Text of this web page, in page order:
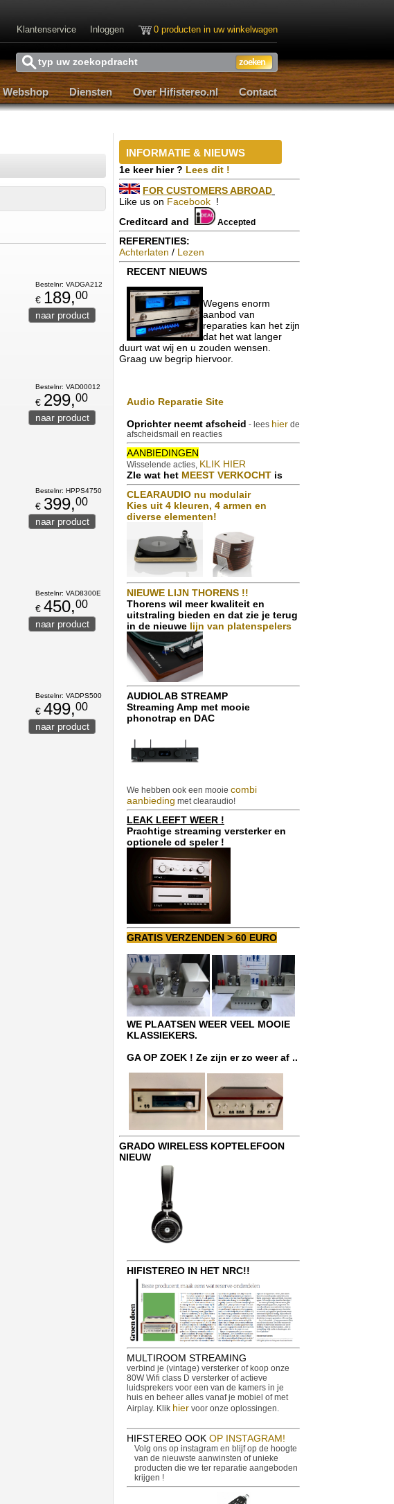
Klantenservice Inloggen 0 producten in uw winkelwagen
Webshop Diensten Over Hifistereo.nl Contact
Webshop Diensten Over Hifistereo.nl Contact
Bestelnr: VADGA212
€ 189,00
Bestelnr: VAD00012
€ 299,00
Bestelnr: HPPS4750
€ 399,00
Bestelnr: VAD8300E
€ 450,00
Bestelnr: VADPS500
€ 499,00
INFORMATIE & NIEUWS
1e keer hier ? Lees dit !
FOR CUSTOMERS ABROAD
Like us on Facebook !
Creditcard and
Accepted
REFERENTIES:
Achterlaten / Lezen
RECENT NIEUWS
Wegens enorm
aanbod van
reparaties kan het zijn
dat het wat langer
duurt wat wij en u zouden wensen.
Graag uw begrip hiervoor.
Audio Reparatie Site
Oprichter neemt afscheid - lees hier de
afscheidsmail en reacties
AANBIEDINGEN
Wisselende acties, KLIK HIER
ZIe wat het MEEST VERKOCHT is
CLEARAUDIO nu modulair
Kies uit 4 kleuren, 4 armen en
diverse elementen!
NIEUWE LIJN THORENS !!
Thorens wil meer kwaliteit en
uitstraling bieden en dat zie je terug
in de nieuwe lijn van platenspelers
AUDIOLAB STREAMP
Streaming Amp met mooie
phonotrap en DAC
We hebben ook een mooie combi
aanbieding met clearaudio!
LEAK LEEFT WEER !
Prachtige streaming versterker en
optionele cd speler !
GRATIS VERZENDEN > 60 EURO
WE PLAATSEN WEER VEEL MOOIE
KLASSIEKERS.
GA OP ZOEK ! Ze zijn er zo weer af ..
GRADO WIRELESS KOPTELEFOON
NIEUW
HIFISTEREO IN HET NRC!!
MULTIROOM STREAMING
verbind je (vintage) versterker of koop onze
80W Wifi class D versterker of actieve
luidsprekers voor een van de kamers in je
huis en beheer alles vanaf je mobiel of met
Airplay. Klik hier voor onze oplossingen.
HIFSTEREO OOK OP INSTAGRAM!
Volg ons op instagram en blijf op de hoogte
van de nieuwste aanwinsten of unieke
producten die we ter reparatie aangeboden
krijgen !